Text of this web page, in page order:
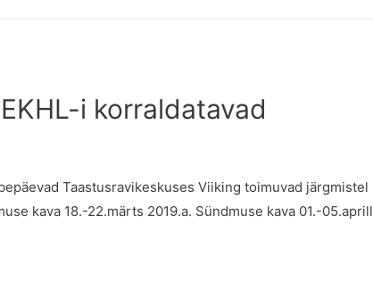
i korraldatavad
Taastusravikeskuses Viiking toimuvad järgmistel
kava 18.-22.märts 2019.a. Sündmuse kava 01.-05.aprill